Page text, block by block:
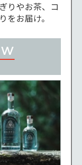
りやお茶、コ
をお届け。